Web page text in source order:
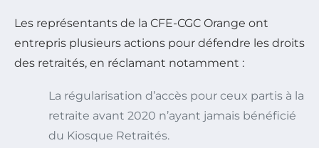
Les représentants de la CFE-CGC Orange ont
entrepris plusieurs actions pour défendre les droits
des retraités, en réclamant notamment :
La régularisation d’accès pour ceux partis à la
retraite avant 2020 n’ayant jamais bénéficié
du Kiosque Retraités.